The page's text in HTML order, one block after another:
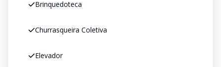
Brinquedoteca
Churrasqueira Coletiva
Elevador